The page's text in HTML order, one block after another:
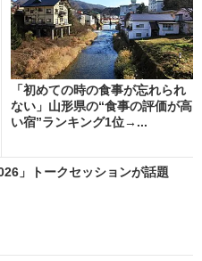
「初めての時の食事が忘れられ
ない」山形県の“食事の評価が高
い宿”ランキング1位→...
」トークセッションが話題